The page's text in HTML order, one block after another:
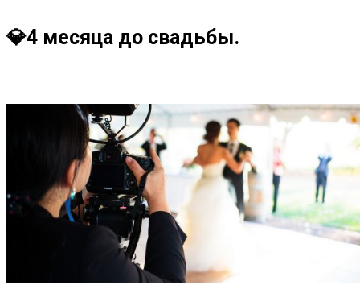
💎4 месяца до свадьбы.